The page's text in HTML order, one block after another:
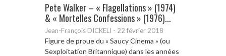
Pete Walker – « Flagellations » (1974)
& « Mortelles Confessions » (1976)...
Jean-François DICKELI - 22 février 2018
Figure de proue du « Saucy Cinema » (ou
Sexploitation Britannique) dans les années